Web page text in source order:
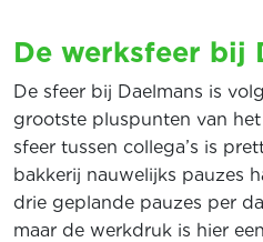
De werksfeer bij
De sfeer bij Daelmans is
grootste pluspunten van
sfeer tussen collega’s is
bakkerij nauwelijks pauzes
drie geplande pauzes per
maar de werkdruk is hier